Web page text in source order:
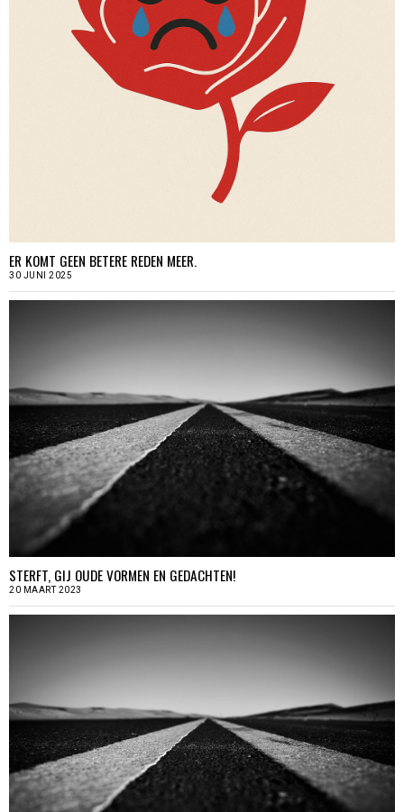
ER KOMT GEEN BETERE REDEN MEER.
30 JUNI 2025
STERFT, GIJ OUDE VORMEN EN GEDACHTEN!
20 MAART 2023